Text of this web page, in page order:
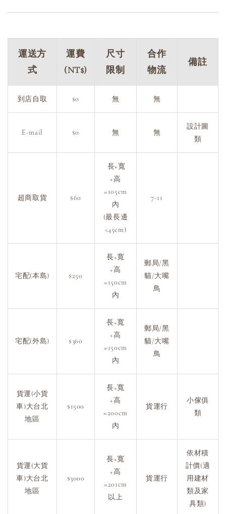
運送方
式
運費
(NT$)
尺寸
限制
合作
物流
備註
到店自取 $0 無 無
E-mail $0 無 無
設計圖
類
超商取貨 $60
長+寬
+高
=105cm
內
(最長邊
<45cm)
7-11
宅配(本島) $250
長+寬
+高
=150cm
內
郵局/黑
貓/大嘴
鳥
宅配(外島) $360
長+寬
+高
=150cm
內
郵局/黑
貓/大嘴
鳥
貨運(小貨
車)大台北
地區
$1500
長+寬
+高
=200cm
內
貨運行
小傢俱
類
貨運(大貨
車)大台北
地區
$3000
長+寬
+高
=201cm
以上
貨運行
依材積
計價(適
用建材
類及家
具類)